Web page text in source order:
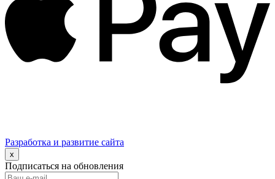
Разработка и развитие сайта
x
Подписаться на обновления